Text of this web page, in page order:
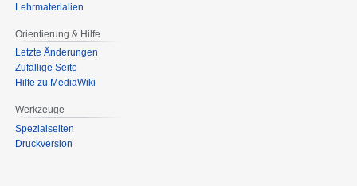
Lehrmaterialien
Orientierung & Hilfe
Letzte Änderungen
Zufällige Seite
Hilfe zu MediaWiki
Werkzeuge
Spezialseiten
Druckversion